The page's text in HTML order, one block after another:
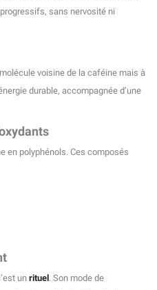
sans nervosité ni
voisine de la caféine mais à
durable, accompagnée d’une
en polyphénols. Ces composés
un rituel. Son mode de